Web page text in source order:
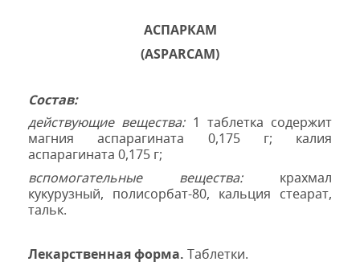
АСПАРКАМ
(ASPARCAM)
Состав:
действующие вещества: 1 таблетка содержит
магния аспарагината 0,175 г; калия
аспарагината 0,175 г;
вспомогательные вещества:крахмал
кукурузный, полисорбат-80, кальция стеарат,
тальк.
Лекарственная форма. Таблетки.